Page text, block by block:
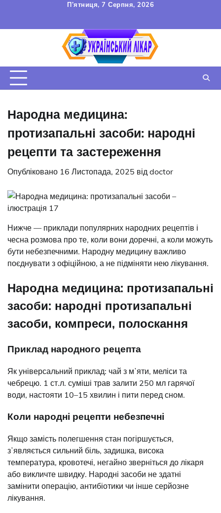
вмісту
П’ятниця, 7 Серпня, 2026
КОРИСТУВАЧА
Народна медицина:
протизапальні засоби: народні
рецепти та застереження
Опубліковано 16 Листопада, 2025 від doctor
Нижче — приклади популярних народних рецептів і
чесна розмова про те, коли вони доречні, а коли можуть
бути небезпечними. Народну медицину важливо
поєднувати з офіційною, а не підміняти нею лікування.
Народна медицина: протизапальні
засоби: народні протизапальні
засоби, компреси, полоскання
Приклад народного рецепта
Як універсальний приклад: чай з мʼяти, меліси та
чебрецю. 1 ст.л. суміші трав залити 250 мл гарячої
води, настояти 10–15 хвилин і пити перед сном.
Коли народні рецепти небезпечні
Якщо замість полегшення стан погіршується,
зʼявляється сильний біль, задишка, висока
температура, кровотечі, негайно зверніться до лікаря
або викличте швидку. Народні засоби не здатні
замінити операцію, антибіотики чи інше серйозне
лікування.